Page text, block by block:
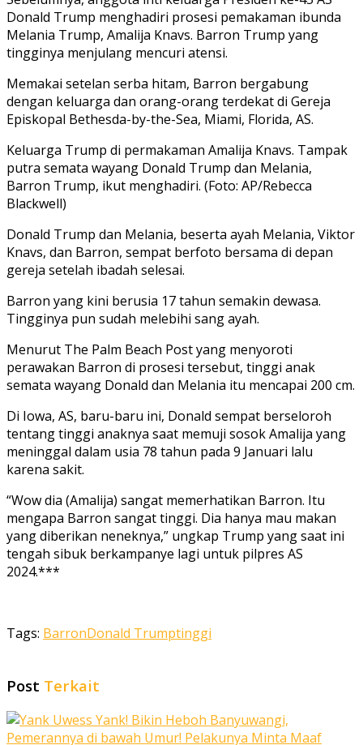
Donald Trump menghadiri prosesi pemakaman ibunda
Melania Trump, Amalija Knavs. Barron Trump yang
tingginya menjulang mencuri atensi.
Memakai setelan serba hitam, Barron bergabung
dengan keluarga dan orang-orang terdekat di Gereja
Episkopal Bethesda-by-the-Sea, Miami, Florida, AS.
Keluarga Trump di permakaman Amalija Knavs. Tampak
putra semata wayang Donald Trump dan Melania,
Barron Trump, ikut menghadiri. (Foto: AP/Rebecca
Blackwell)
Donald Trump dan Melania, beserta ayah Melania, Viktor
Knavs, dan Barron, sempat berfoto bersama di depan
gereja setelah ibadah selesai.
Barron yang kini berusia 17 tahun semakin dewasa.
Tingginya pun sudah melebihi sang ayah.
Menurut The Palm Beach Post yang menyoroti
perawakan Barron di prosesi tersebut, tinggi anak
semata wayang Donald dan Melania itu mencapai 200 cm.
Di Iowa, AS, baru-baru ini, Donald sempat berseloroh
tentang tinggi anaknya saat memuji sosok Amalija yang
meninggal dalam usia 78 tahun pada 9 Januari lalu
karena sakit.
“Wow dia (Amalija) sangat memerhatikan Barron. Itu
mengapa Barron sangat tinggi. Dia hanya mau makan
yang diberikan neneknya,” ungkap Trump yang saat ini
tengah sibuk berkampanye lagi untuk pilpres AS
2024.***
Tags: BarronDonald Trumptinggi
Post Terkait